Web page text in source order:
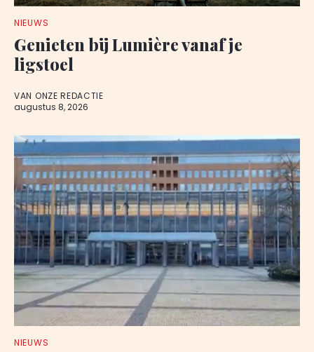
NIEUWS
Genieten bij Lumière vanaf je
ligstoel
VAN ONZE REDACTIE
augustus 8, 2026
NIEUWS